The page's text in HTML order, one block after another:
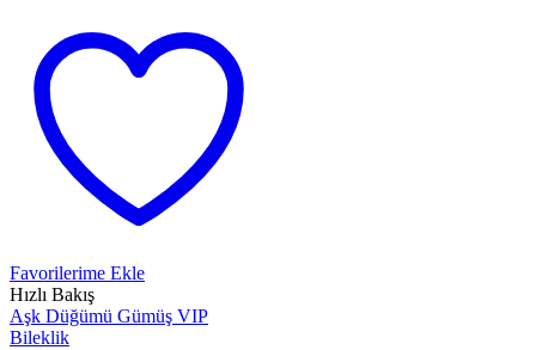
Favorilerime Ekle
Hızlı Bakış
Aşk Düğümü Gümüş VIP
Bileklik